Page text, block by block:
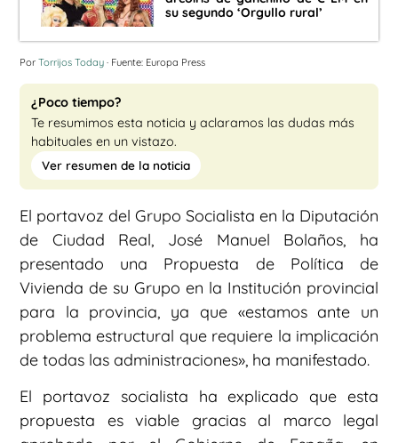
su segundo ‘Orgullo rural’
Por Torrijos Today · Fuente: Europa Press
¿Poco tiempo?
Te resumimos esta noticia y aclaramos las dudas más
habituales en un vistazo.
Ver resumen de la noticia
El portavoz del Grupo Socialista en la Diputación
de Ciudad Real, José Manuel Bolaños, ha
presentado una Propuesta de Política de
Vivienda de su Grupo en la Institución provincial
para la provincia, ya que «estamos ante un
problema estructural que requiere la implicación
de todas las administraciones», ha manifestado.
El portavoz socialista ha explicado que esta
propuesta es viable gracias al marco legal